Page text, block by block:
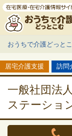
おうちで介護どっと
居宅介護支援 訪問
一般社団法
ステーショ